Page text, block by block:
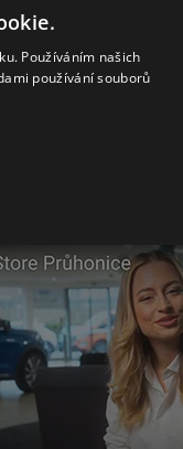
Používáním našich
používání souborů